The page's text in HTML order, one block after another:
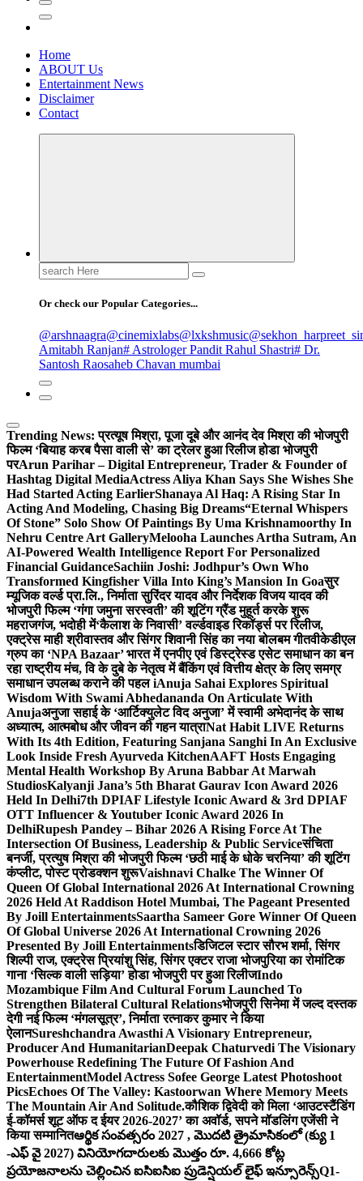
Home
ABOUT Us
Entertainment News
Disclaimer
Contact
Search
for:
Or check our Popular Categories...
@arshnaagra@cinemixlabs@lxkshmusic
Amitabh Ranjan# Astrologer Pandit Rahul Shastri# Dr.
Santosh Raosaheb Chavan mumbai
Trending News: प्रत्यूष मिश्रा, पूजा दूबे और आनंद देव मिश्रा की भोजपुरी
फिल्म ‘बियाह करब पैसा वाली से’ का ट्रेलर हुआ रिलीज होडा भोजपुरी
परArun Parihar – Digital Entrepreneur, Trader & Founder of
Hashtag Digital MediaActress Aliya Khan Says She Wishes She
Had Started Acting EarlierShanaya Al Haq: A Rising Star In
Acting And Modeling, Chasing Big Dreams“Eternal Whispers
Of Stone” Solo Show Of Paintings By Uma Krishnamoorthy In
Nehru Centre Art GalleryMelooha Launches Artha Sutram, An
AI-Powered Wealth Intelligence Report For Personalized
Financial GuidanceSachiin Joshi: Jodhpur’s Own Who
Transformed Kingfisher Villa Into King’s Mansion In Goaसुर
म्यूजिक वर्ल्ड प्रा.लि., निर्माता सुरिंदर यादव और निर्देशक विजय यादव की
भोजपुरी फिल्म ‘गंगा जमुना सरस्वती’ की शूटिंग ग्रैंड मुहूर्त करके शुरू
महराजगंज, भदोही में‘कैलाश के निवासी’ वर्ल्डवाइड रिकॉर्ड्स पर रिलीज,
एक्ट्रेस माही श्रीवास्तव और सिंगर शिवानी सिंह का नया बोलबम गीतवीकेडीएल
ग्रुप का ‘NPA Bazaar’ भारत में एनपीए एवं डिस्ट्रेस्ड एसेट समाधान का बन
रहा राष्ट्रीय मंच, वि के दुबे के नेतृत्व में बैंकिंग एवं वित्तीय क्षेत्र के लिए समग्र
समाधान उपलब्ध कराने की पहल iAnuja Sahai Explores Spiritual
Wisdom With Swami Abhedananda On Articulate With
Anujaअनुजा सहाई के ‘आर्टिक्युलेट विद अनुजा’ में स्वामी अभेदानंद के साथ
अध्यात्म, आत्मबोध और जीवन की गहन यात्राNat Habit LIVE Returns
With Its 4th Edition, Featuring Sanjana Sanghi In An Exclusive
Look Inside Fresh Ayurveda KitchenAAFT Hosts Engaging
Mental Health Workshop By Aruna Babbar At Marwah
StudiosKalyanji Jana’s 5th Bharat Gaurav Icon Award 2026
Held In Delhi7th DPIAF Lifestyle Iconic Award & 3rd DPIAF
OTT Influencer & Youtuber Iconic Award 2026 In
DelhiRupesh Pandey – Bihar 2026 A Rising Force At The
Intersection Of Business, Leadership & Public Serviceसंचिता
बनर्जी, प्रत्युष मिश्रा की भोजपुरी फिल्म ‘छठी माई के धोके चरनिया’ की शूटिंग
कंप्लीट, पोस्ट प्रोडक्शन शुरूVaishnavi Chalke The Winner Of
Queen Of Global International 2026 At International Crowning
2026 Held At Raddison Hotel Mumbai, The Pageant Presented
By Joill EntertainmentsSaartha Sameer Gore Winner Of Queen
Of Global Universe 2026 At International Crowning 2026
Presented By Joill Entertainmentsडिजिटल स्टार सौरभ शर्मा, सिंगर
शिल्पी राज, एक्ट्रेस प्रियांशु सिंह, सिंगर एक्टर राजा भोजपुरिया का रोमांटिक
गाना ‘सिल्क वाली सड़िया’ होडा भोजपुरी पर हुआ रिलीजIndo
Mozambique Film And Cultural Forum Launched To
Strengthen Bilateral Cultural Relationsभोजपुरी सिनेमा में जल्द दस्तक
देगी नई फिल्म ‘मंगलसूत्र’, निर्माता रत्नाकर कुमार ने किया
ऐलानSureshchandra Awasthi A Visionary Entrepreneur,
Producer And HumanitarianDeepak Chaturvedi The Visionary
Powerhouse Redefining The Future Of Fashion And
EntertainmentModel Actress Sofee George Latest Photoshoot
PicsEchoes Of The Valley: Kastoorwan Where Memory Meets
The Mountain Air And Solitude.कौशिक द्विवेदी को मिला ‘आउटस्टैंडिंग
ई-कॉमर्स शूट ऑफ द ईयर 2026-2027’ का अवॉर्ड, सपने मॉडलिंग एजेंसी ने
किया सम्मानितఆర్థిక సంవత్సరం 2027 , మొదటి త్రైమాసికంలో (క్యు 1
-ఎఫ్ వై 2027) వినియోగదారులకు మొత్తం రూ. 4,666 కోట్ల
ప్రయోజనాలను చెల్లించిన ఐసిఐసిఐ ప్రుడెన్షియల్ లైఫ్ ఇన్సూరెన్స్Q1-